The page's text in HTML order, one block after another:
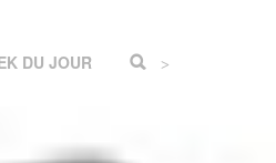
DU JOUR >